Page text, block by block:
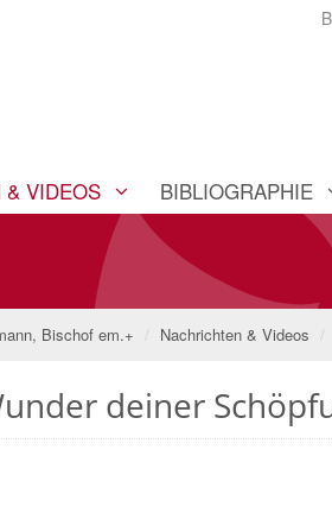
& VIDEOS BIBLIOGRAPHIE
Bischof em.+ Nachrichten & Videos
deiner